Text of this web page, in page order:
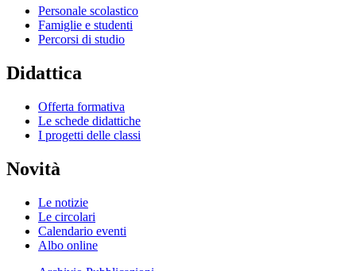
Personale scolastico
Famiglie e studenti
Percorsi di studio
Didattica
Offerta formativa
Le schede didattiche
I progetti delle classi
Novità
Le notizie
Le circolari
Calendario eventi
Albo online